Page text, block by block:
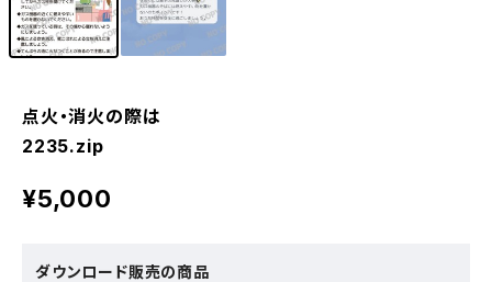
点火・消火の際は
2235.zip
¥5,000
ダウンロード販売の商品